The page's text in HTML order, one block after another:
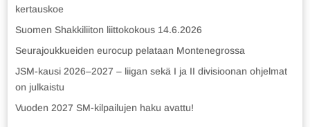
kertauskoe
Suomen Shakkiliiton liittokokous 14.6.2026
Seurajoukkueiden eurocup pelataan Montenegrossa
JSM-kausi 2026–2027 – liigan sekä I ja II divisioonan ohjelmat
on julkaistu
Vuoden 2027 SM-kilpailujen haku avattu!